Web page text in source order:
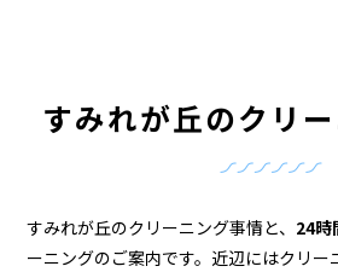
店
すみれが丘のクリ
すみれが丘のクリーニング事情と、 24時
ーニングのご案内です。近辺にはクリー